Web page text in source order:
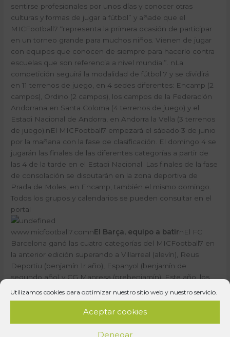
Utilizamos cookies para optimizar nuestro sitio web y nuestro servicio.
Aceptar cookies
Denegar
sentirse profesionales por unos días y conocer otras
culturas y formas de jugar a fútbol” y añade que el
MICFootball7 “representa la primera ocasión de participar
en un torneo grande para muchos niños. Vienen de jugar
con equipos que conocen de siempre para hacerlo contra
escuelas que son referencia a nivel mundial”. nLa
competición seguirá la modalidad de fútbol 7 y se dividirá
en 11 terrenos de juego, en 4 sedes diferentes: Encamp (2
campos), Ordino (2 campos), los campos de la Federación
Andorrana en Santa Coloma (4 terrenos de juego) y el
Estadi Nacional de Andorra, en Andorra la Vella (3 terrenos
de juego).nEl MICFootball7 empezará el sábado 3 de junio
por la mañana con la fase de clasificación. El domingo 4 se
jugarán las finales de las diferentes categorías a partir de
las 4 de la tarde en el Estadi Nacional. Las finales de la fase
de consolación se disputarán en la zona deportiva de
Prada de Moles, en Encamp, también el mismo domingo.
Todos los grupos y calendarios se pueden consultar en el
portal
www.micfootball7.comnEl Barça, equipo a batirnEl FC
Barcelona ganó las cuatro categorías del MICFootball7 en
la anterior edición superando a Villarreal (alevín), Reus
Deportiu (benjamín 1r año), Espanyol (benjamín de
segundo año) y CG Manresa (prebenjamín). Este año, los
blaugrana volverán a participar en las categorías
prebenjamín, y benjamín de primer y segundo año.
También participarán en MICFootball7 equipos destacados
como el RCD Espanyol, Atlético de Madrid, Málaga CF,
Villarreal CF o Valencia CF. Además también contará con la